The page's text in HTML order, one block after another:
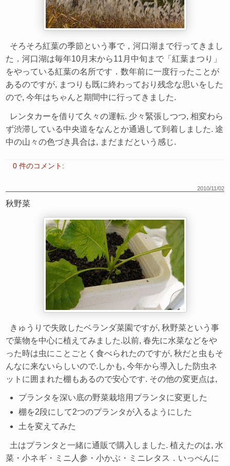
そろそろ紅葉の季節という事で，河口湖まで行ってきまし
た．河口湖は毎年10月末から11月中旬まで「紅葉まつり」
をやっている紅葉の名所です．数年前に一度行ったことが
あるのですが, まつりも既に終わっており残念な思いをした
ので, 今年はちゃんと期間中に行ってきました.
レンタカーを借りて久々の運転. 少々緊張しつつ, 相変わら
ず渋滞している中央道をなんとか通過して到着しました. 途
中の山々の色づき具合は, まだまだという感じ.
0 件のコメント:
2010/11/02
秋野菜
きゅうりで失敗したベランダ菜園ですが, 秋野菜という事
で葉物を中心に植えてみました.以前, 春先に水菜などをや
った時は虫にことごとく食べられたのですが, 秋だと虫もそ
んなに来ないらしいので.しかも, 今年から導入した防虫ネ
ットに囲まれた棚もあるので安心です. その他の変更点は,
プランタを深い底の野菜栽培用プランタに変更した
棚を2段にして2つのプランタが入るようにした
土を変えてみた
土はプランタと一緒に通販で購入しました. 植えたのは, 水
菜・小ネギ・ミニ人参・小かぶ・ミニレタス．いっぺんに